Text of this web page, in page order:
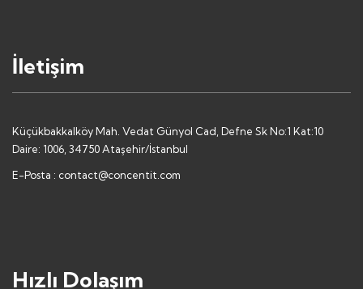
İletişim
Küçükbakkalköy Mah. Vedat Günyol Cad, Defne Sk No:1 Kat:10
Daire: 1006, 34750 Ataşehir/İstanbul
E-Posta : contact@concentit.com
Hızlı Dolaşım